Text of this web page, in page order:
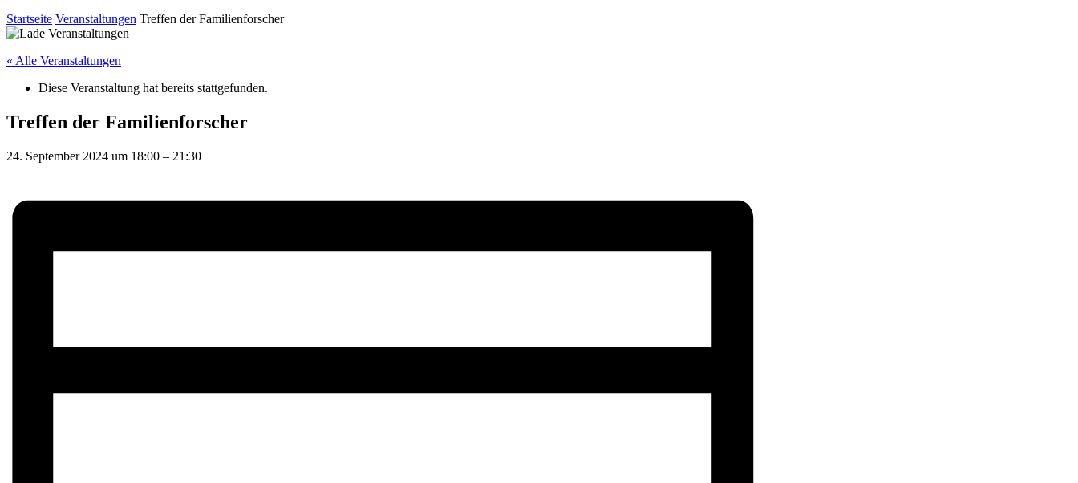
Startseite Veranstaltungen Treffen der Familienforscher
« Alle Veranstaltungen
Diese Veranstaltung hat bereits stattgefunden.
Treffen der Familienforscher
24. September 2024 um 18:00 – 21:30